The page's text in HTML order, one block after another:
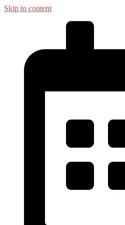
Skip to content